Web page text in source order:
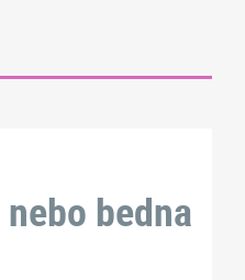
bedna